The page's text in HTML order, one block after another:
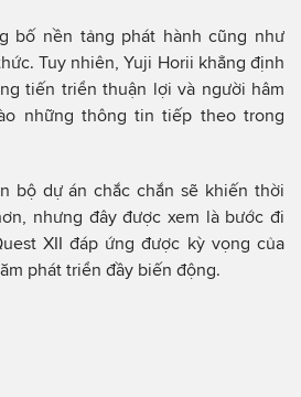
bố nền tảng phát hành cũng như
Tuy nhiên, Yuji Horii khẳng định
tiến triển thuận lợi và người hâm
những thông tin tiếp theo trong
bộ dự án chắc chắn sẽ khiến thời
nhưng đây được xem là bước đi
XII đáp ứng được kỳ vọng của
phát triển đầy biến động.